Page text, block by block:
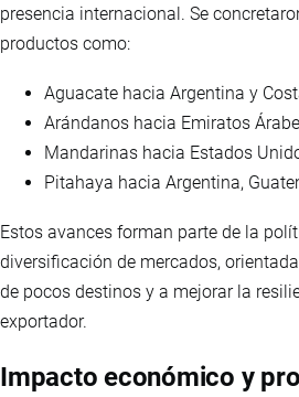
presencia internacional. Se
productos como:
Aguacate hacia Argentina y
Arándanos hacia Emiratos
Mandarinas hacia Estados
Pitahaya hacia Argentina,
Estos avances forman parte de la
diversificación de mercados,
de pocos destinos y a mejorar la
exportador.
Impacto económico y